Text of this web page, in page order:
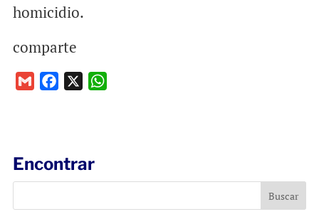
homicidio.
comparte
o
k
p
Encontrar